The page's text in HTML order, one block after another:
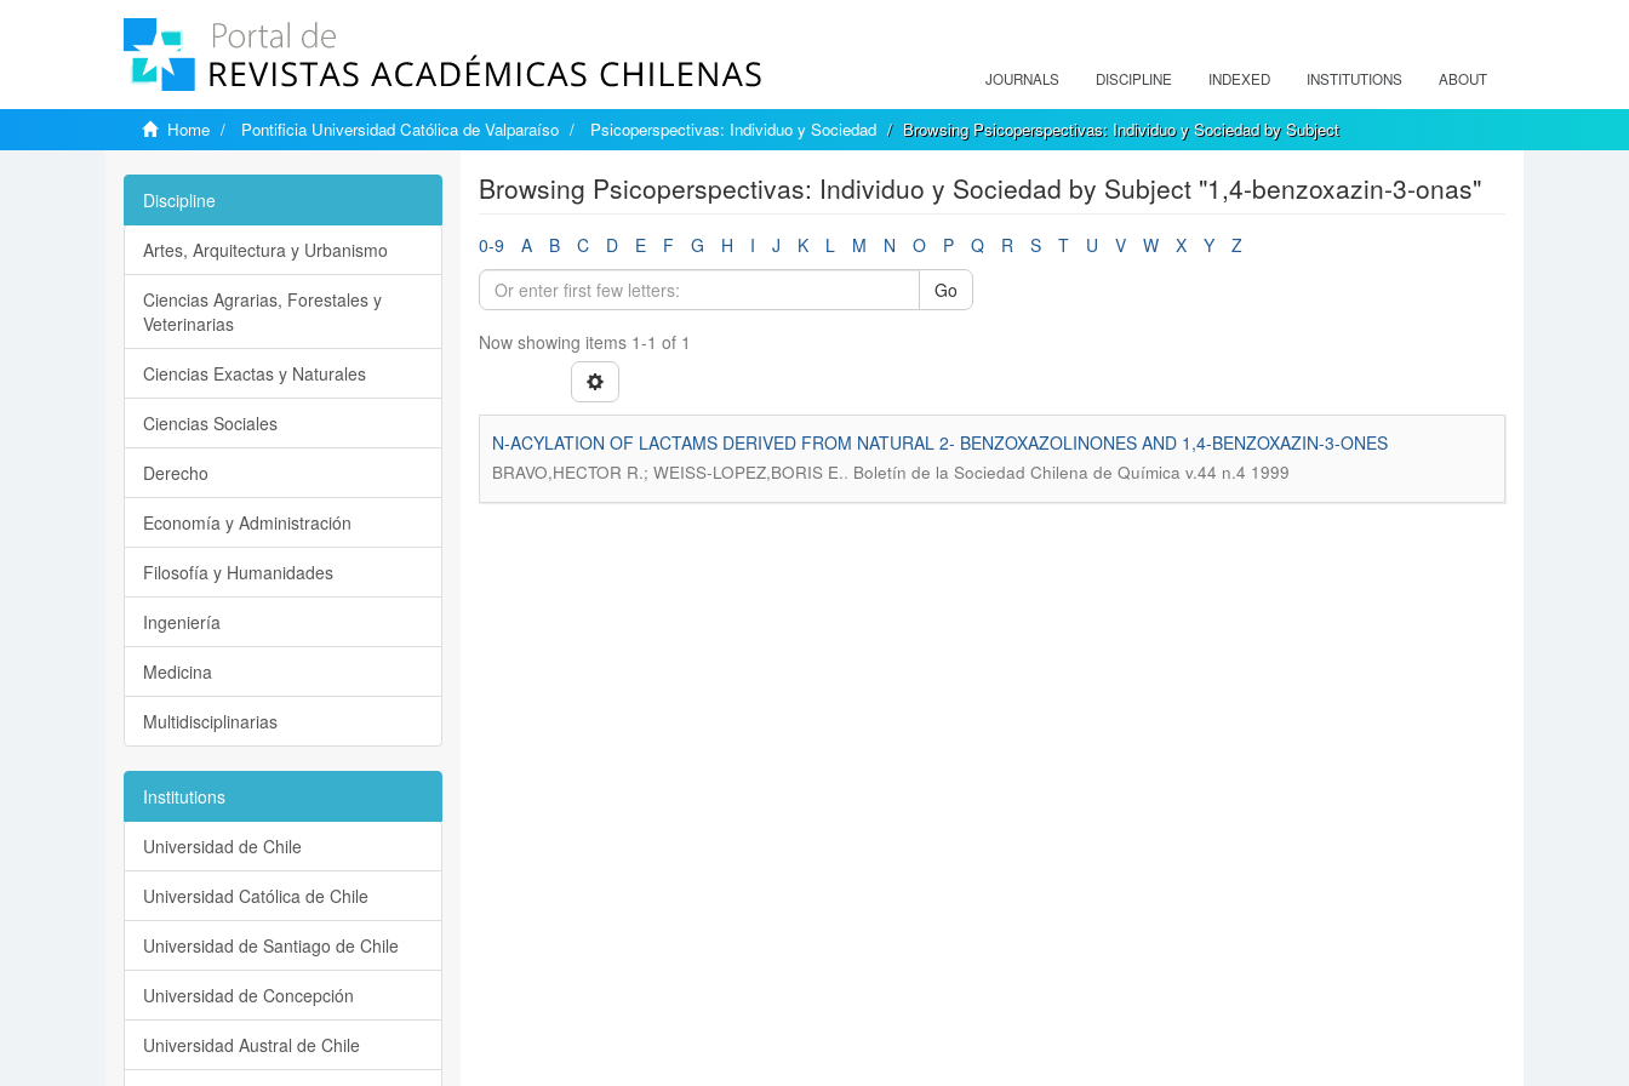
JOURNALS DISCIPLINE INDEXED INSTITUTIONS ABOUT
Home Pontificia Universidad Católica de Valparaíso Psicoperspectivas: Individuo y Sociedad Browsing Psicoperspectivas: Individuo y Sociedad by Subject
Browsing Psicoperspectivas: Individuo y Sociedad by Subject "1,4-benzoxazin-3-onas"
0-9 A B C D E F G H I J K L M N O P Q R S T U V W X Y
Z
Go
Now showing items 1-1 of 1
N-ACYLATION OF LACTAMS DERIVED FROM NATURAL 2- BENZOXAZOLINONES AND 1,4-BENZOXAZIN-3-ONES
BRAVO,HECTOR R.; WEISS-LOPEZ,BORIS E.. Boletín de la Sociedad Chilena de Química v.44 n.4 1999
Discipline
Artes, Arquitectura y Urbanismo
Ciencias Agrarias, Forestales y
Veterinarias
Ciencias Exactas y Naturales
Ciencias Sociales
Derecho
Economía y Administración
Filosofía y Humanidades
Ingeniería
Medicina
Multidisciplinarias
Institutions
Universidad de Chile
Universidad Católica de Chile
Universidad de Santiago de Chile
Universidad de Concepción
Universidad Austral de Chile